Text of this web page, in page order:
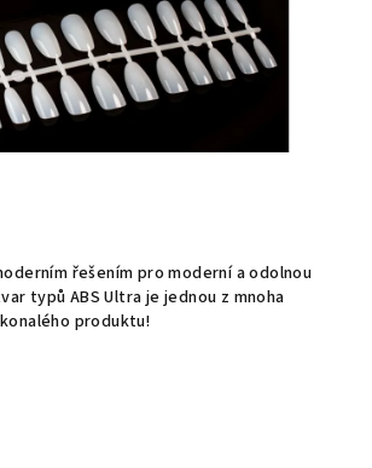
řešením pro moderní a odolnou
typů ABS Ultra je jednou z mnoha
produktu!